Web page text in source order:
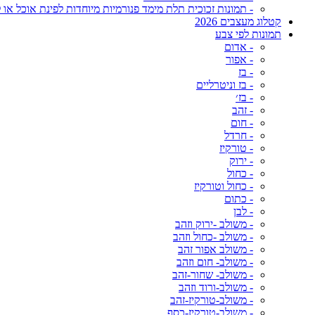
- תמונות זכוכית תלת מימד פנורמיות מיוחדות לפינת אוכל או
קטלוג מעצבים 2026
תמונות לפי צבע
- אדום
- אפור
- בז
- בז וניטרליים
- בז׳
- זהב
- חום
- חרדל
- טורקיז
- ירוק
- כחול
- כחול וטורקיז
- כתום
- לבן
- משולב -ירוק וזהב
- משולב -כחול וזהב
- משולב אפור זהב
- משולב- חום וזהב
- משולב- שחור-זהב
- משולב-ורוד וזהב
- משולב-טורקיז-זהב
- משולב-טורקיז-כסף